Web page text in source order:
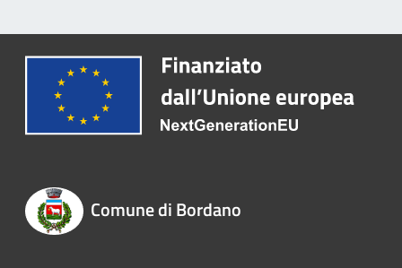
Comune di Bordano